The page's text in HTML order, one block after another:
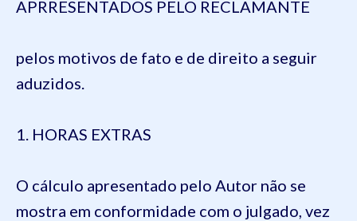
APRRESENTADOS PELO RECLAMANTE
pelos motivos de fato e de direito a seguir
aduzidos.
1. HORAS EXTRAS
O cálculo apresentado pelo Autor não se
mostra em conformidade com o julgado, vez